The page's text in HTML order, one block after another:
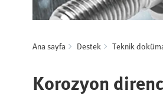
Ana sayfa Destek Teknik
Korozyon